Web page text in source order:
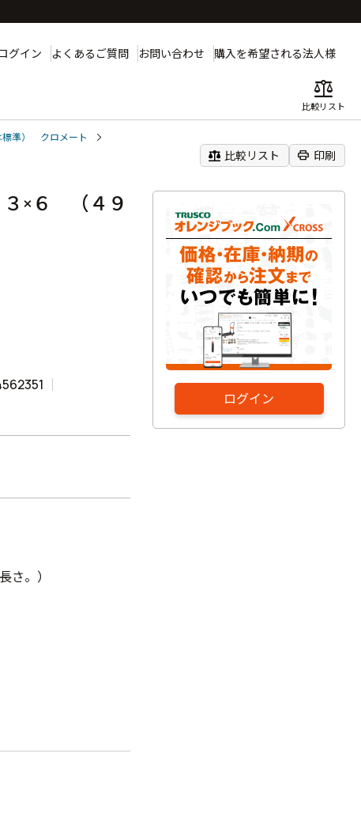
グイン よくあるご質問 お問い合わせ 購入を希望される法人様
balance
比較リスト
準） クロメート
balance 比較リスト print 印刷
ログイン
×６ （４９
さ。）